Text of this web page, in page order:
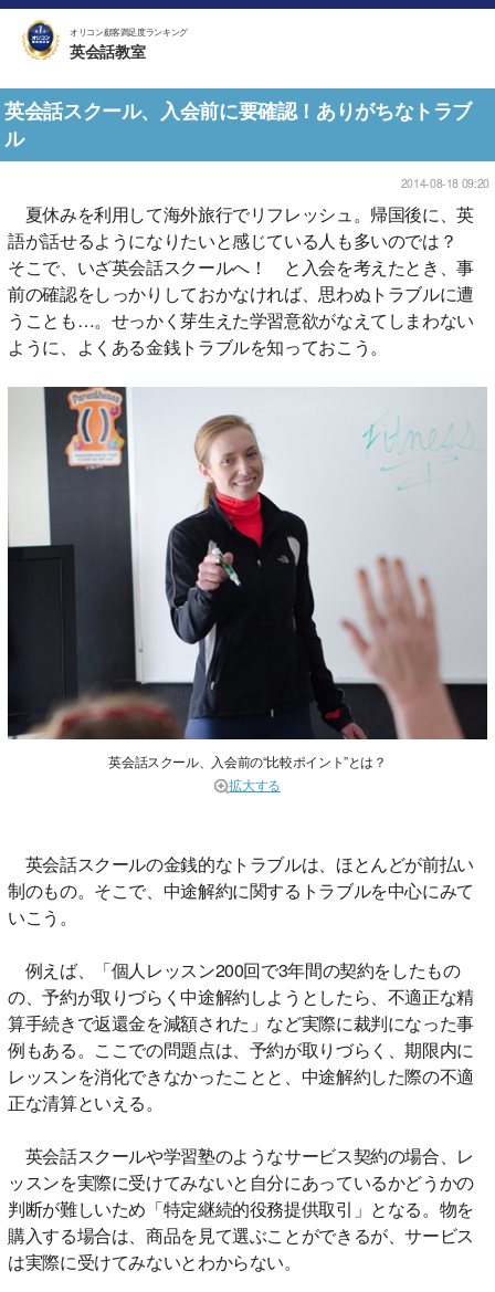
オリコン顧客満足度ランキング
英会話教室
英会話スクール、入会前に要確認！ありがちなトラブ
ル
2014-08-18 09:20
夏休みを利用して海外旅行でリフレッシュ。帰国後に、英
語が話せるようになりたいと感じている人も多いのでは？
そこで、いざ英会話スクールへ！ と入会を考えたとき、事
前の確認をしっかりしておかなければ、思わぬトラブルに遭
うことも…。せっかく芽生えた学習意欲がなえてしまわない
ように、よくある金銭トラブルを知っておこう。
英会話スクール、入会前の“比較ポイント”とは？
拡大する
英会話スクールの金銭的なトラブルは、ほとんどが前払い
制のもの。そこで、中途解約に関するトラブルを中心にみて
いこう。
例えば、「個人レッスン200回で3年間の契約をしたもの
の、予約が取りづらく中途解約しようとしたら、不適正な精
算手続きで返還金を減額された」など実際に裁判になった事
例もある。ここでの問題点は、予約が取りづらく、期限内に
レッスンを消化できなかったことと、中途解約した際の不適
正な清算といえる。
英会話スクールや学習塾のようなサービス契約の場合、レ
ッスンを実際に受けてみないと自分にあっているかどうかの
判断が難しいため「特定継続的役務提供取引」となる。物を
購入する場合は、商品を見て選ぶことができるが、サービス
は実際に受けてみないとわからない。